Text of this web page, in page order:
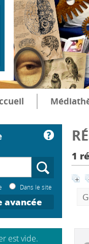
1
Dans le site
avancée